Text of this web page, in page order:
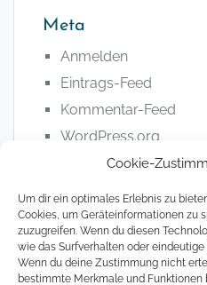
Cookie-
Um dir ein optimales Erlebnis zu
Cookies, um Geräteinformationen zu
zuzugreifen. Wenn du diesen
wie das Surfverhalten oder
Wenn du deine Zustimmung nicht
bestimmte Merkmale und
Meta
Anmelden
Eintrags-Feed
Kommentar-Feed
WordPress.org
© 2008 - 2026, The